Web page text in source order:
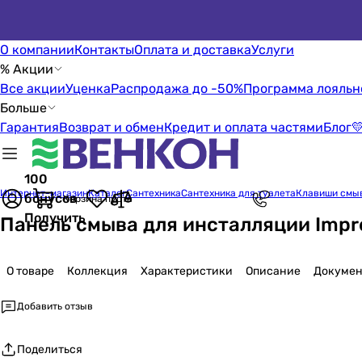
О компанииКонтактыОплата и доставкаУслуги
% Акции
Все акцииУценкаРаспродажа до -50%Программа
Больше
ГарантияВозврат и обменКредит и оплата частямиБлог
100
бонусов
Получить
Корзина пуста
Интернет-магазинКаталогСантехникаСантехника для туалетаКлавиши
Панель смыва для инсталляции
О товаре Коллекция Характеристики Описание
Добавить отзыв
Поделиться